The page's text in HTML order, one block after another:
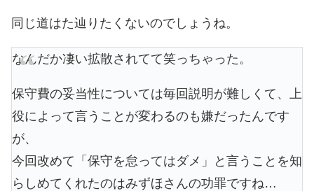
同じ道はた辿りたくないのでしょうね。
なんだか凄い拡散されてて笑っちゃった。
保守費の妥当性については毎回説明が難しくて、上
役によって言うことが変わるのも嫌だったんです
が、
今回改めて「保守を怠ってはダメ」と言うことを知
らしめてくれたのはみずほさんの功罪ですね…